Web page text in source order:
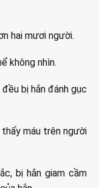
hai mươi người.
không nhìn.
bị hắn đánh gục
thấy máu trên người
bị hắn giam cầm